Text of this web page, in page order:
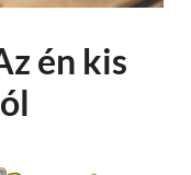
én kis